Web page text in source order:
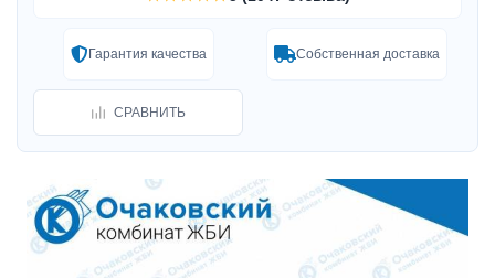
Гарантия качества Собственная доставка
СРАВНИТЬ